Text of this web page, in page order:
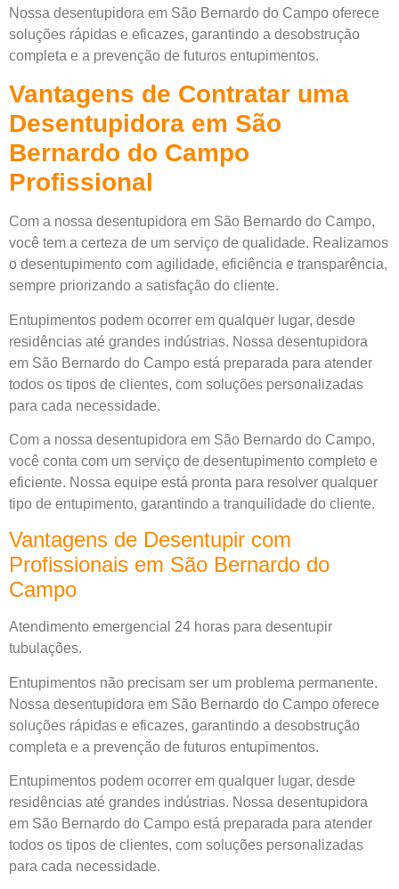
Nossa desentupidora em São Bernardo do Campo oferece
soluções rápidas e eficazes, garantindo a desobstrução
completa e a prevenção de futuros entupimentos.
Vantagens de Contratar uma
Desentupidora em São
Bernardo do Campo
Profissional
Com a nossa desentupidora em São Bernardo do Campo,
você tem a certeza de um serviço de qualidade. Realizamos
o desentupimento com agilidade, eficiência e transparência,
sempre priorizando a satisfação do cliente.
Entupimentos podem ocorrer em qualquer lugar, desde
residências até grandes indústrias. Nossa desentupidora
em São Bernardo do Campo está preparada para atender
todos os tipos de clientes, com soluções personalizadas
para cada necessidade.
Com a nossa desentupidora em São Bernardo do Campo,
você conta com um serviço de desentupimento completo e
eficiente. Nossa equipe está pronta para resolver qualquer
tipo de entupimento, garantindo a tranquilidade do cliente.
Vantagens de Desentupir com
Profissionais em São Bernardo do
Campo
Atendimento emergencial 24 horas para desentupir
tubulações.
Entupimentos não precisam ser um problema permanente.
Nossa desentupidora em São Bernardo do Campo oferece
soluções rápidas e eficazes, garantindo a desobstrução
completa e a prevenção de futuros entupimentos.
Entupimentos podem ocorrer em qualquer lugar, desde
residências até grandes indústrias. Nossa desentupidora
em São Bernardo do Campo está preparada para atender
todos os tipos de clientes, com soluções personalizadas
para cada necessidade.